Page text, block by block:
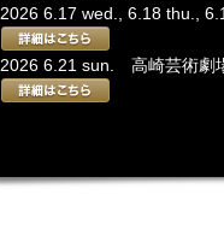
2026 6.17 wed., 6.18 thu.,
2026 6.21 sun. 高崎芸術劇